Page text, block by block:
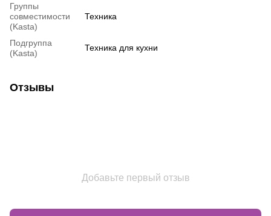
Группы
совместимости
(Kasta)
Техника
Подгруппа
(Kasta)
Техника для кухни
Отзывы
Добавьте первый отзыв